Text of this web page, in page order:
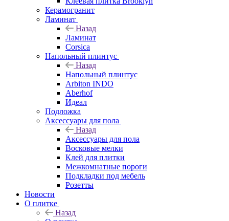
Керамогранит
Ламинат
Назад
Ламинат
Corsica
Напольный плинтус
Назад
Напольный плинтус
Arbiton INDO
Aberhof
Идеал
Подложка
Аксессуары для пола
Назад
Аксессуары для пола
Восковые мелки
Клей для плитки
Межкомнатные пороги
Подкладки под мебель
Розетты
Новости
О плитке
Назад